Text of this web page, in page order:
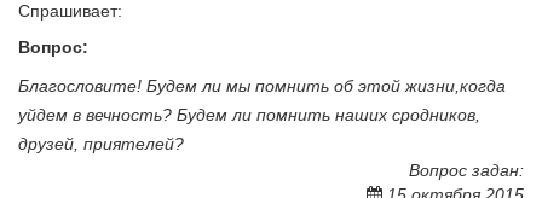
Спрашивает:
Вопрос:
Благословите! Будем ли мы помнить об этой жизни,когда
уйдем в вечность? Будем ли помнить наших сродников,
друзей, приятелей?
Вопрос задан: